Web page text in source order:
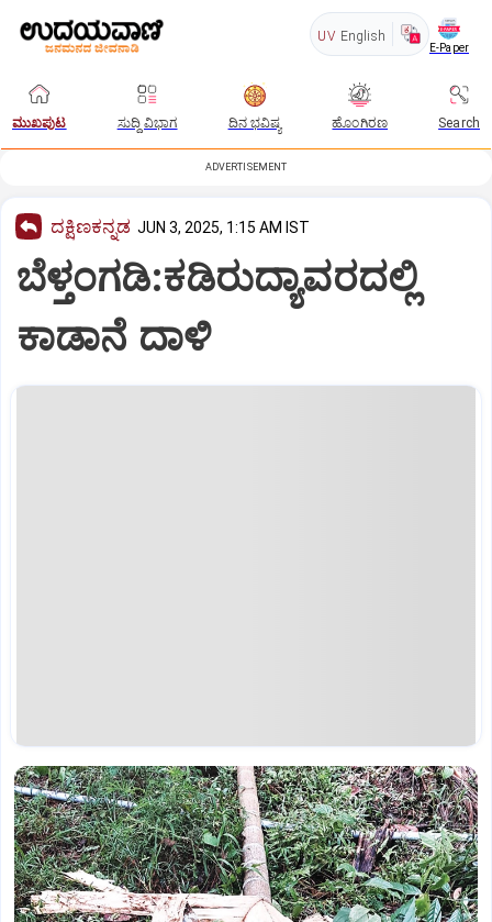
UV English
E-Paper
ಮುಖಪುಟ ಸುದ್ದಿ ವಿಭಾಗ ದಿನ ಭವಿಷ್ಯ ಹೊಂಗಿರಣ Search
ADVERTISEMENT
ದಕ್ಷಿಣಕನ್ನಡ JUN 3, 2025, 1:15 AM IST
ಬೆಳ್ತಂಗಡಿ:ಕಡಿರುದ್ಯಾವರದಲ್ಲಿ
ಕಾಡಾನೆ ದಾಳಿ